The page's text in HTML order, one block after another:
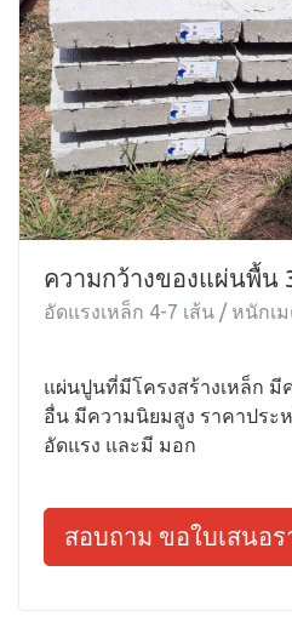
ความกว้างของแผ่นพื้น
อัดแรงเหล็ก 4-7 เส้น / หนักเ
แผ่นปูนที่มีโครงสร้างเหล็ก
อื่น มีความนิยมสูง ราคาประ
อัดแรง และมี มอก
สอบถาม ขอใบเสนอร